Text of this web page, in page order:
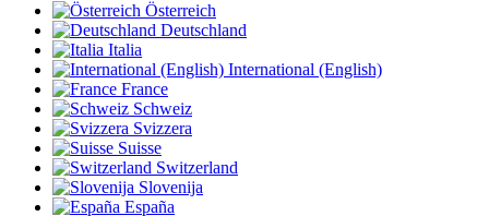
Österreich
Deutschland
Italia
International (English)
France
Schweiz
Svizzera
Suisse
Switzerland
Slovenija
España